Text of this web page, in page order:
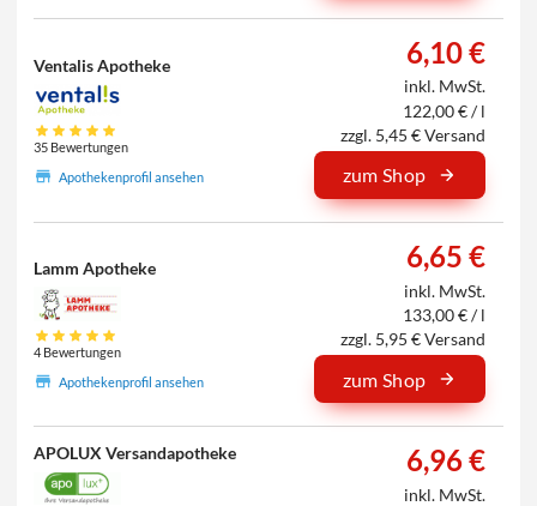
Ventalis Apotheke
35 Bewertungen
Apothekenprofil ansehen
6,10 €
inkl. MwSt.
122,00 € / l
zzgl. 5,45 € Versand
zum Shop
Lamm Apotheke
4 Bewertungen
Apothekenprofil ansehen
6,65 €
inkl. MwSt.
133,00 € / l
zzgl. 5,95 € Versand
zum Shop
APOLUX Versandapotheke 6,96 €
inkl. MwSt.